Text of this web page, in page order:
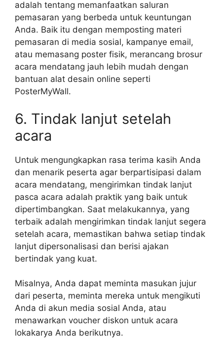
adalah tentang memanfaatkan saluran
pemasaran yang berbeda untuk keuntungan
Anda. Baik itu dengan memposting materi
pemasaran di media sosial, kampanye email,
atau memasang poster fisik, merancang brosur
acara mendatang jauh lebih mudah dengan
bantuan alat desain online seperti
PosterMyWall.
6. Tindak lanjut setelah
acara
Untuk mengungkapkan rasa terima kasih Anda
dan menarik peserta agar berpartisipasi dalam
acara mendatang, mengirimkan tindak lanjut
pasca acara adalah praktik yang baik untuk
dipertimbangkan. Saat melakukannya, yang
terbaik adalah mengirimkan tindak lanjut segera
setelah acara, memastikan bahwa setiap tindak
lanjut dipersonalisasi dan berisi ajakan
bertindak yang kuat.
Misalnya, Anda dapat meminta masukan jujur ​​
dari peserta, meminta mereka untuk mengikuti
Anda di akun media sosial Anda, atau
menawarkan voucher diskon untuk acara
lokakarya Anda berikutnya.